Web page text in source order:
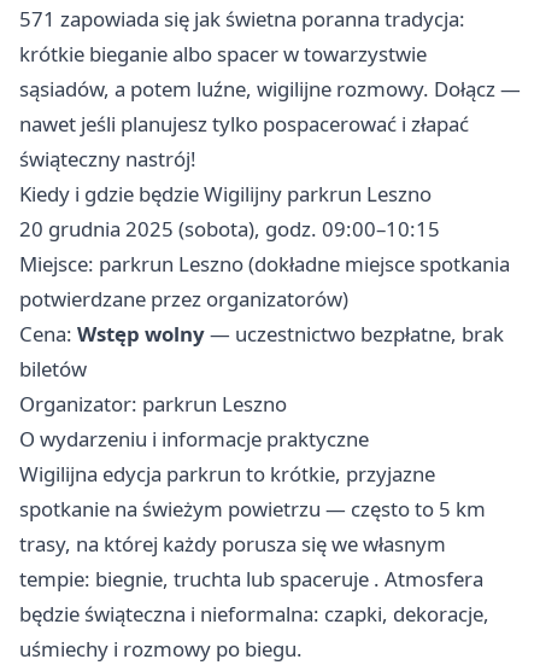
571 zapowiada się jak świetna poranna tradycja:
krótkie bieganie albo spacer w towarzystwie
sąsiadów, a potem luźne, wigilijne rozmowy. Dołącz —
nawet jeśli planujesz tylko pospacerować i złapać
świąteczny nastrój!
Kiedy i gdzie będzie Wigilijny parkrun Leszno
20 grudnia 2025 (sobota), godz. 09:00–10:15
Miejsce: parkrun Leszno (dokładne miejsce spotkania
potwierdzane przez organizatorów)
Cena: Wstęp wolny— uczestnictwo bezpłatne, brak
biletów
Organizator: parkrun Leszno
O wydarzeniu i informacje praktyczne
Wigilijna edycja parkrun to krótkie, przyjazne
spotkanie na świeżym powietrzu — często to 5 km
trasy, na której każdy porusza się we własnym
tempie: biegnie, truchta lub spaceruje . Atmosfera
będzie świąteczna i nieformalna: czapki, dekoracje,
uśmiechy i rozmowy po biegu.